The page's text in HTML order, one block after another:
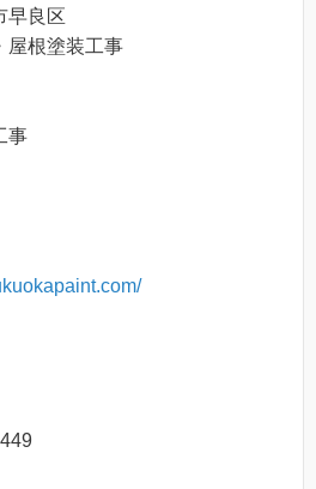
早良区
屋根塗装工事
事